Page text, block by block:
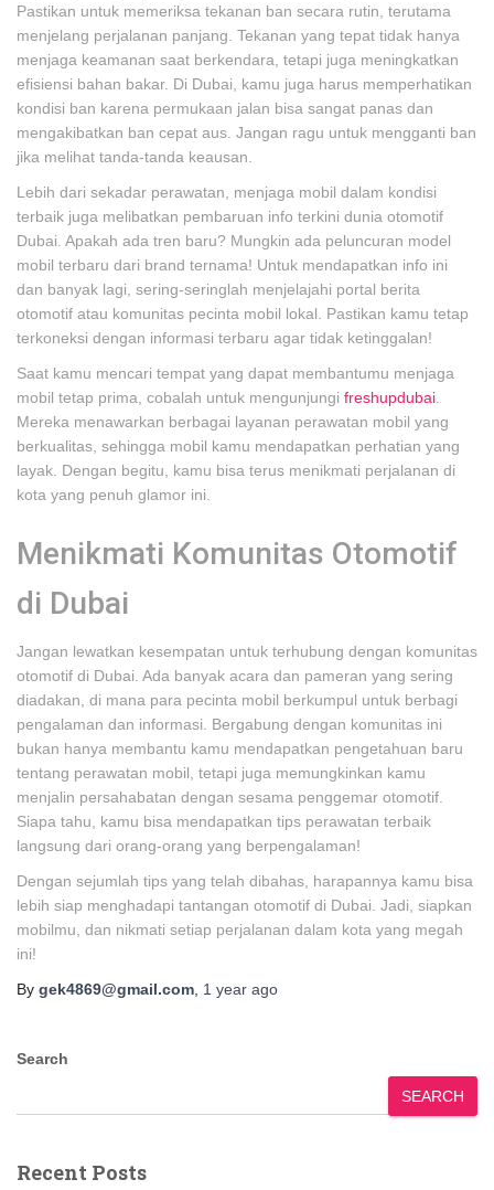
Pastikan untuk memeriksa tekanan ban secara rutin, terutama
menjelang perjalanan panjang. Tekanan yang tepat tidak hanya
menjaga keamanan saat berkendara, tetapi juga meningkatkan
efisiensi bahan bakar. Di Dubai, kamu juga harus memperhatikan
kondisi ban karena permukaan jalan bisa sangat panas dan
mengakibatkan ban cepat aus. Jangan ragu untuk mengganti ban
jika melihat tanda-tanda keausan.
Lebih dari sekadar perawatan, menjaga mobil dalam kondisi
terbaik juga melibatkan pembaruan info terkini dunia otomotif
Dubai. Apakah ada tren baru? Mungkin ada peluncuran model
mobil terbaru dari brand ternama! Untuk mendapatkan info ini
dan banyak lagi, sering-seringlah menjelajahi portal berita
otomotif atau komunitas pecinta mobil lokal. Pastikan kamu tetap
terkoneksi dengan informasi terbaru agar tidak ketinggalan!
Saat kamu mencari tempat yang dapat membantumu menjaga
mobil tetap prima, cobalah untuk mengunjungi freshupdubai
Mereka menawarkan berbagai layanan perawatan mobil yang
berkualitas, sehingga mobil kamu mendapatkan perhatian yang
layak. Dengan begitu, kamu bisa terus menikmati perjalanan di
kota yang penuh glamor ini.
Menikmati Komunitas Otomotif
di Dubai
Jangan lewatkan kesempatan untuk terhubung dengan komunitas
otomotif di Dubai. Ada banyak acara dan pameran yang sering
diadakan, di mana para pecinta mobil berkumpul untuk berbagi
pengalaman dan informasi. Bergabung dengan komunitas ini
bukan hanya membantu kamu mendapatkan pengetahuan baru
tentang perawatan mobil, tetapi juga memungkinkan kamu
menjalin persahabatan dengan sesama penggemar otomotif.
Siapa tahu, kamu bisa mendapatkan tips perawatan terbaik
langsung dari orang-orang yang berpengalaman!
Dengan sejumlah tips yang telah dibahas, harapannya kamu bisa
lebih siap menghadapi tantangan otomotif di Dubai. Jadi, siapkan
mobilmu, dan nikmati setiap perjalanan dalam kota yang megah
ini!
By gek4869@gmail.com 1 year ago
Search
SEARCH
Recent Posts